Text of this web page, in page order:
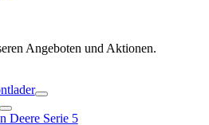
Angeboten und Aktionen.
Deere Serie 5